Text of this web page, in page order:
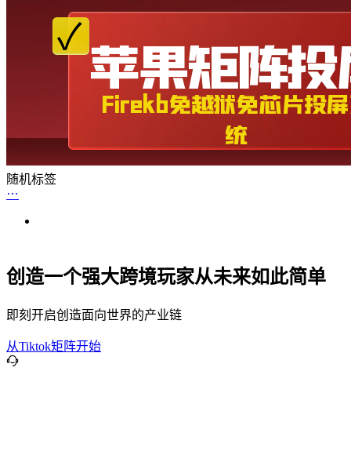
随机标签
创造一个强大跨境玩家从未来如此简单
即刻开启创造面向世界的产业链
从Tiktok矩阵开始